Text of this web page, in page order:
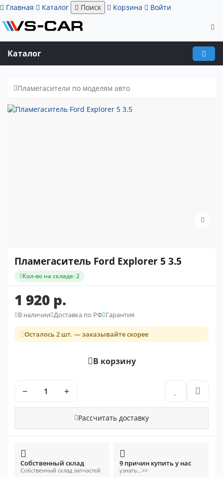
Главная Каталог Поиск Корзина Войти
Каталог
Пламегасители по моделям авто
Пламегаситель Ford Explorer 5 3.5
Кол-во на складе: 2
1 920 р.
В наличии Доставка по РФ Гарантия
Осталось 2 шт. — заказывайте скорее
В корзину
− +
Рассчитать доставку
Собственный склад
Собственный склад запчастей
9 причин купить у нас
узнать...>>